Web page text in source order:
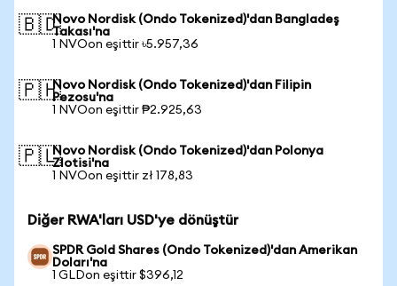
🇧🇩Novo Nordisk (Ondo Tokenized)'dan Bangladeş
Takası'na
1 NVOon eşittir ৳5.957,36
🇵🇭Novo Nordisk (Ondo Tokenized)'dan Filipin
Pezosu'na
1 NVOon eşittir ₱2.925,63
🇵🇱Novo Nordisk (Ondo Tokenized)'dan Polonya
Zlotisi'na
1 NVOon eşittir zł 178,83
Diğer RWA'ları USD'ye dönüştür
SPDR Gold Shares (Ondo Tokenized)'dan Amerikan
Doları'na
1 GLDon eşittir $396,12